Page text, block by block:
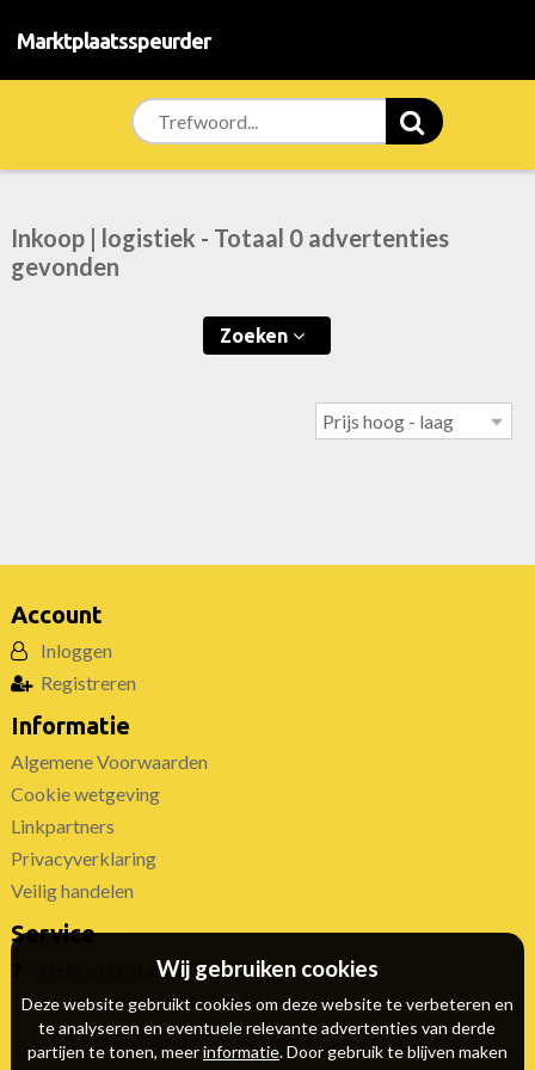
Marktplaatsspeurder
Inkoop | logistiek - Totaal 0 advertenties
gevonden
Zoeken
Account
Inloggen
Registreren
Informatie
Algemene Voorwaarden
Cookie wetgeving
Linkpartners
Privacyverklaring
Veilig handelen
Service
Help en contactWij gebruiken cookies
Deze website gebruikt cookies om deze website te verbeteren en
te analyseren en eventuele relevante advertenties van derde
partijen te tonen, meerinformatie. Door gebruik te blijven maken